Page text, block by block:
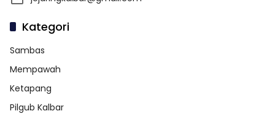
Kategori
Sambas
Mempawah
Ketapang
Pilgub Kalbar